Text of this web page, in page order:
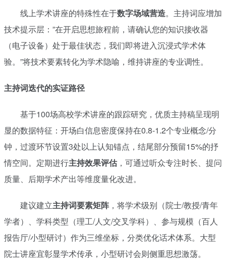
线上学术讲座的特殊性在于数字场域营造。主持词应增加
技术提示层：”在开启思想旅程前，请确认您的知识接收器
（电子设备）处于最佳状态，我们即将进入沉浸式学术体
验。”将技术要素转化为学术隐喻，维持讲座的专业调性。
主持词迭代的实证路径
基于100场高校学术讲座的跟踪研究，优质主持稿呈现明
显的数据特征：开场白信息密度保持在0.8-1.2个专业概念/分
钟，过渡环节设置3处以上认知锚点，结尾部分预留15%的抒
情空间。定期进行主持效果评估，可通过听众专注时长、提问
质量、后期学术产出等维度量化改进。
建议建立主持词要素矩阵，将学术级别（院士/教授/青年
学者）、学科类型（理工/人文/交叉学科）、参与规模（百人
报告厅/小型研讨）作为三维坐标，分类优化话术体系。大型
院士讲座宜彰显学术传承，小型研讨会则侧重思想激荡。